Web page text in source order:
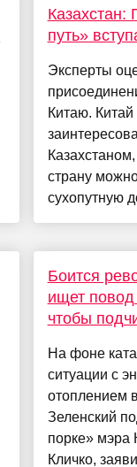
путь»
Эксперты
Китаю.
страну
сухопутную
Боится
ищет повод
чтобы
На фоне
ситуации с
отоплением
Зеленский
порке» мэра
Кличко,